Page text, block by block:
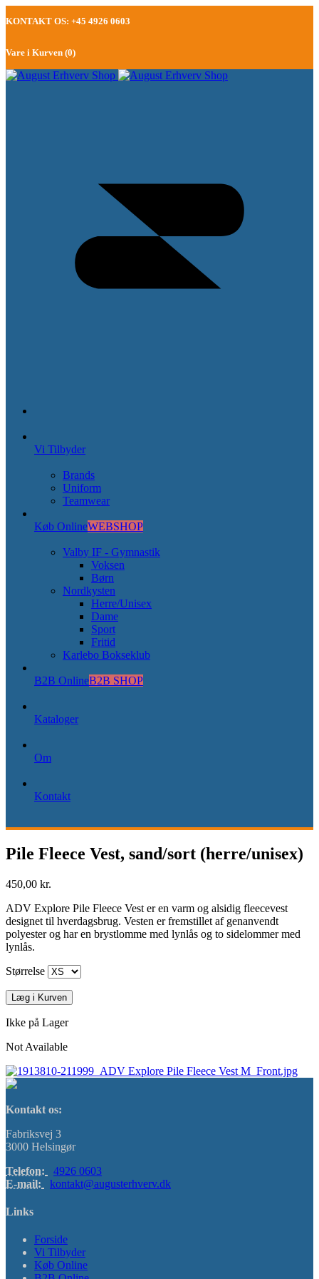
KONTAKT OS: +45 4926 0603
Vare i Kurven (0)
Vi Tilbyder
Brands
Uniform
Teamwear
Køb OnlineWEBSHOP
Valby IF - Gymnastik
Voksen
Børn
Nordkysten
Herre/Unisex
Dame
Sport
Fritid
Karlebo Bokseklub
B2B OnlineB2B SHOP
Kataloger
Om
Kontakt
Pile Fleece Vest, sand/sort (herre/unisex)
450,00 kr.
ADV Explore Pile Fleece Vest er en varm og alsidig fleecevest
designet til hverdagsbrug. Vesten er fremstillet af genanvendt
polyester og har en brystlomme med lynlås og to sidelommer med
lynlås.
Størrelse
Læg i Kurven
Ikke på Lager
Not Available
Kontakt os:
Fabriksvej 3
3000 Helsingør
Telefon:
4926 0603
E-mail:
kontakt@augusterhverv.dk
Links
Forside
Vi Tilbyder
Køb Online